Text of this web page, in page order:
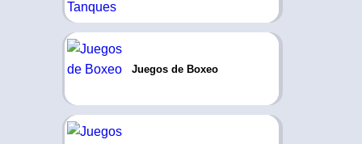
Juegos de Boxeo